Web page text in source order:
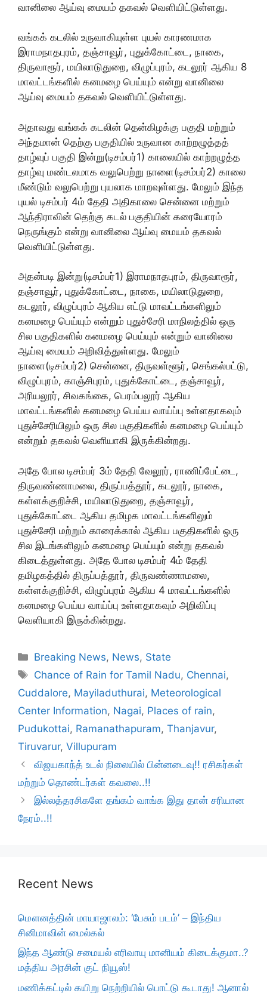
வானிலை ஆய்வு மையம் தகவல் வெளியிட்டுள்ளது.
வங்கக் கடலில் உருவாகியுள்ள புயல் காரணமாக
இராமநாதபுரம், தஞ்சாவூர், புதுக்கோட்டை, நாகை,
திருவாரூர், மயிலாடுதுறை, விழுப்புரம், கடலூர் ஆகிய 8
மாவட்டங்களில் கனமழை பெய்யும் என்று வானிலை
ஆய்வு மையம் தகவல் வெளியிட்டுள்ளது.
அதாவது வங்கக் கடலின் தென்கிழக்கு பகுதி மற்றும்
அந்தமான் தெற்கு பகுதியில் உருவான காற்றழுத்தத்
தாழ்வுப் பகுதி இன்று(டிசம்பர்1) காலையில் காற்றழுத்த
தாழ்வு மண்டலமாக வலுபெற்று நாளை(டிசம்பர்2) காலை
மீண்டும் வலுபெற்று புயலாக மாறவுள்ளது. மேலும் இந்த
புயல் டிசம்பர் 4ம் தேதி அதிகாலை சென்னை மற்றும்
ஆந்திராவின் தெற்கு கடல் பகுதியின் கரையோரம்
நெருங்கும் என்று வானிலை ஆய்வு மையம் தகவல்
வெளியிட்டுள்ளது.
அதன்படி இன்று(டிசம்பர்1) இராமநாதபுரம், திருவாரூர்,
தஞ்சாவூர், புதுக்கோட்டை, நாகை, மயிலாடுதுறை,
கடலூர், விழுப்புரம் ஆகிய எட்டு மாவட்டங்களிலும்
கனமழை பெய்யும் என்றும் புதுச்சேரி மாநிலத்தில் ஒரு
சில பகுதிகளில் கனமழை பெய்யும் என்றும் வானிலை
ஆய்வு மையம் அறிவித்துள்ளது. மேலும்
நாளை(டிசம்பர்2) சென்னை, திருவள்ளூர், செங்கல்பட்டு,
விழுப்புரம், காஞ்சிபுரம், புதுக்கோட்டை, தஞ்சாவூர்,
அரியலூர், சிவகங்கை, பெரம்பலூர் ஆகிய
மாவட்டங்களில் கனமழை பெய்ய வாய்ப்பு உள்ளதாகவும்
புதுச்சேரியிலும் ஒரு சில பகுதிகளில் கனமழை பெய்யும்
என்றும் தகவல் வெளியாகி இருக்கின்றது.
அதே போல டிசம்பர் 3ம் தேதி வேலூர், ராணிப்பேட்டை,
திருவண்ணாமலை, திருப்பத்தூர், கடலூர், நாகை,
கள்ளக்குறிச்சி, மயிலாடுதுறை, தஞ்சாவூர்,
புதுக்கோட்டை ஆகிய தமிழக மாவட்டங்களிலும்
புதுச்சேரி மற்றும் காரைக்கால் ஆகிய பகுதிகளில் ஒரு
சில இடங்களிலும் கனமழை பெய்யும் என்று தகவல்
கிடைத்துள்ளது. அதே போல டிசம்பர் 4ம் தேதி
தமிழகத்தில் திருப்பத்தூர், திருவண்ணாமலை,
கள்ளக்குறிச்சி, விழுப்புரம் ஆகிய 4 மாவட்டங்களில்
கனமழை பெய்ய வாய்ப்பு உள்ளதாகவும் அறிவிப்பு
வெளியாகி இருக்கின்றது.
Categories
Breaking News, News, State
Tags
Chance of Rain for Tamil Nadu, Chennai,
Cuddalore, Mayiladuthurai, Meteorological
Center Information, Nagai, Places of rain,
Pudukottai, Ramanathapuram, Thanjavur,
Tiruvarur, Villupuram
விஜயகாந்த் உடல் நிலையில் பின்னடைவு!! ரசிகர்கள்
மற்றும் தொண்டர்கள் கவலை..!!
இல்லத்தரசிகளே தங்கம் வாங்க இது தான் சரியான
நேரம்..!!
Recent News
மௌனத்தின் மாயாஜாலம்: ‘பேசும் படம்’ – இந்திய
சினிமாவின் மைல்கல்
இந்த ஆண்டு சமையல் எரிவாயு மானியம் கிடைக்குமா..?
மத்திய அரசின் குட் நியூஸ்!
மணிக்கட்டில் கயிறு நெற்றியில் பொட்டு கூடாது! ஆனால்